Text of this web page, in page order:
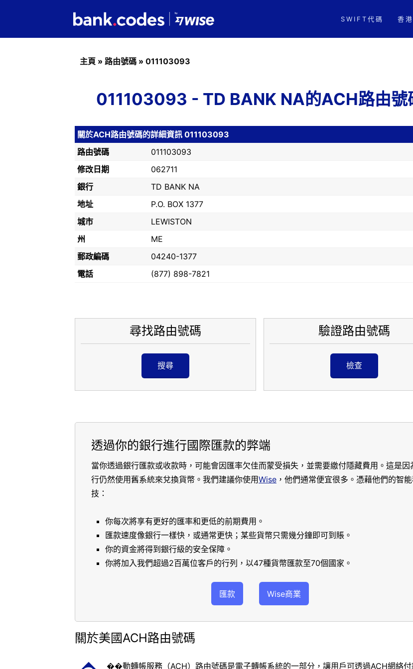
SWIFT代碼 香
主頁 » 路由號碼 » 011103093
011103093 - TD BANK NA的ACH路由號
關於ACH路由號碼的詳細資訊 011103093
路由號碼
011103093
修改日期
062711
銀行
TD BANK NA
地址
P.O. BOX 1377
城市
LEWISTON
州
ME
郵政編碼
04240-1377
電話
(877) 898-7821
尋找路由號碼
搜尋
驗證路由號碼
檢查
透過你的銀行進行國際匯款的弊端
當你透過銀行匯款或收款時，可能會因匯率欠佳而蒙受損失，並需要繳付隱藏費用。這是因
行仍然使用舊系統來兌換貨幣。我們建議你使用Wise ，他們通常便宜很多。憑藉他們的智
技：
你每次將享有更好的匯率和更低的前期費用。
匯款速度像銀行一樣快，或通常更快；某些貨幣只需幾分鐘即可到賬。
你的資金將得到銀行級的安全保障。
你將加入我們超過2百萬位客戶的行列，以47種貨幣匯款至70個國家。
匯款 Wise商業
關於美國ACH路由號碼
��動轉帳服務（ACH）路由號碼是電子轉帳系統的一部分，讓用戶可透過ACH網絡